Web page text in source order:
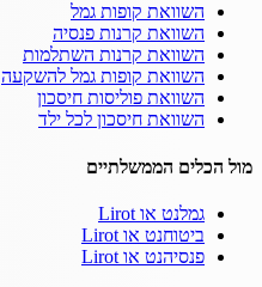
השוואת קופות גמל
השוואת קרנות פנסיה
השוואת קרנות השתלמות
השוואת קופות גמל להשקעה
השוואת פוליסות חיסכון
השוואת חיסכון לכל ילד
מול הכלים הממשלתיים
גמלנט או Lirot
ביטוחנט או Lirot
פנסיהנט או Lirot